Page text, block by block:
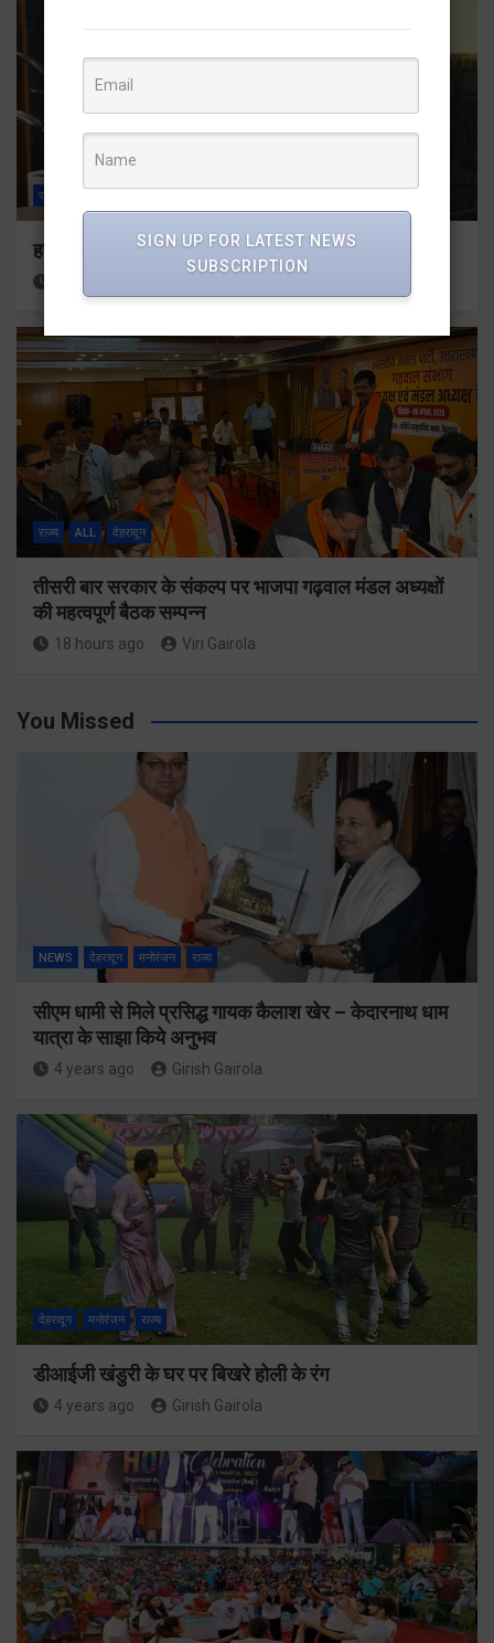
राज्य
हर घर तिरंगा अभियान को जन-जन तक पहुंचाने की तैयारी
राज्य ALL देहरादून
तीसरी बार सरकार के संकल्प पर भाजपा गढ़वाल मंडल अध्यक्षों
की महत्वपूर्ण बैठक सम्पन्न
18 hours ago Viri Gairola
You Missed
NEWS देहरादून मनोरंजन राज्य
सीएम धामी से मिले प्रसिद्ध गायक कैलाश खेर – केदारनाथ धाम
यात्रा के साझा किये अनुभव
4 years ago Girish Gairola
देहरादून मनोरंजन राज्य
डीआईजी खंडुरी के घर पर बिखरे होली के रंग
4 years ago Girish Gairola
SIGN UP FOR LATEST NEWS
SUBSCRIPTION